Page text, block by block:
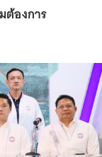
ต้องการ